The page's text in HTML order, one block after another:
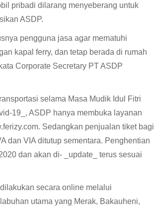
pribadi dilarang menyeberang untuk
ASDP.
pengguna jasa agar mematuhi
kapal ferry, dan tetap berada di rumah
Corporate Secretary PT ASDP
selama Masa Mudik Idul Fitri
19_, ASDP hanya membuka layanan
Sedangkan penjualan tiket bagi
dan VIA ditutup sementara. Penghentian
dan akan di- _update_ terus sesuai
secara online melalui
utama yang Merak, Bakauheni,